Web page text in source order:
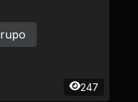
247